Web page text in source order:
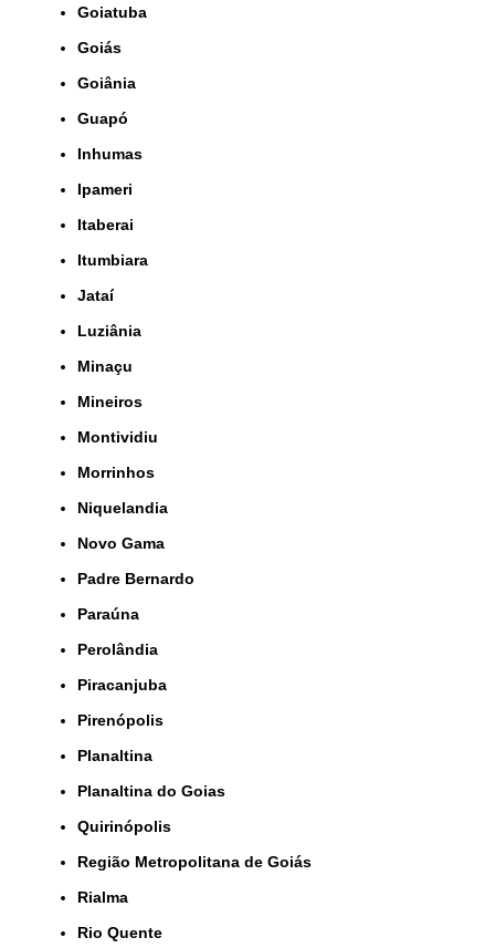
Goiatuba
Goiás
Goiânia
Guapó
Inhumas
Ipameri
Itaberai
Itumbiara
Jataí
Luziânia
Minaçu
Mineiros
Montividiu
Morrinhos
Niquelandia
Novo Gama
Padre Bernardo
Paraúna
Perolândia
Piracanjuba
Pirenópolis
Planaltina
Planaltina do Goias
Quirinópolis
Região Metropolitana de Goiás
Rialma
Rio Quente